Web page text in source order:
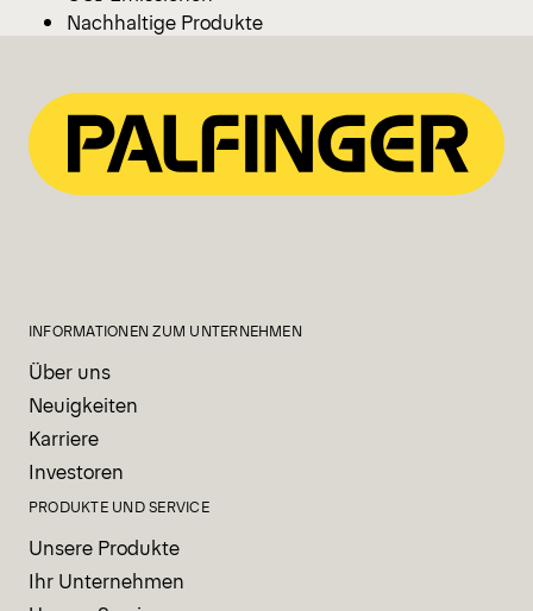
Nachhaltige Produkte
INFORMATIONEN ZUM UNTERNEHMEN
Über uns
Neuigkeiten
Karriere
Investoren
PRODUKTE UND SERVICE
Unsere Produkte
Ihr Unternehmen